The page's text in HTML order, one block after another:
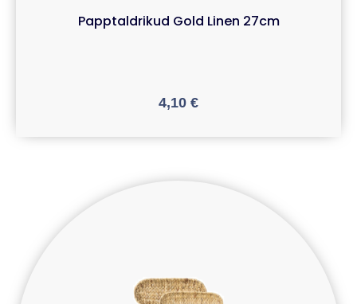
Papptaldrikud Gold Linen 27cm
4,10 €